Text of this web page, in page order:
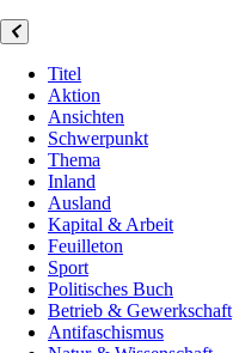
Titel
Aktion
Ansichten
Schwerpunkt
Thema
Inland
Ausland
Kapital & Arbeit
Feuilleton
Sport
Politisches Buch
Betrieb & Gewerkschaft
Antifaschismus